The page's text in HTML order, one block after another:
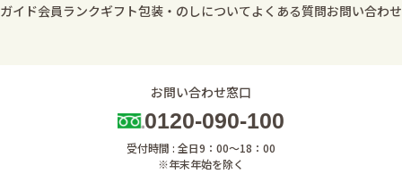
イド会員ランクギフト包装・のしについてよくある質問お問い合わせ
お問い合わせ窓口
0120-090-100
受付時間 : 全日9：00～18：00
※年末年始を除く